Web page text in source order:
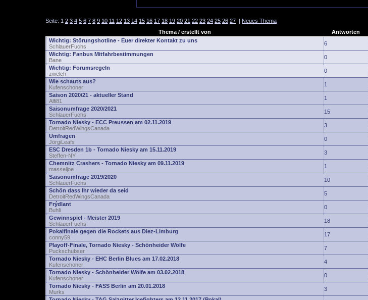
Seite: 1 2 3 4 5 6 7 8 9 10 11 12 13 14 15 16 17 18 19 20 21 22 23 24 25 26 27 | Neues Thema
Thema / erstellt von
Antworten
Wichtig: Störungshotline - Euer direkter Kontakt zu uns
SchlauerFuchs
6
Wichtig: Fanbus Mitfahrbestimmungen
Bane
0
Wichtig: Forumsregeln
zwelch
0
Wie schauts aus?
Kufenschoner
1
Saison 2020/21 - aktueller Stand
Alfi81
1
Saisonumfrage 2020/2021
SchlauerFuchs
15
Tornado Niesky - ECC Preussen am 02.11.2019
DetroitRedWingsCanada
3
Umfragen
JörgiLeafs
0
ESC Dresden 1b - Tornado Niesky am 15.11.2019
Steffen-NY
3
Chemnitz Crashers - Tornado Niesky am 09.11.2019
masseljoe
1
Saisonumfrage 2019/2020
SchlauerFuchs
10
Schön dass Ihr wieder da seid
DetroitRedWingsCanada
5
Frýdlant
Buhli
0
Gewinnspiel - Meister 2019
SchlauerFuchs
18
Pokalfinale gegen die Rockets aus Diez-Limburg
conny59
17
Playoff-Finale, Tornado Niesky - Schönheider Wölfe
Puckschubser
7
Tornado Niesky - EHC Berlin Blues am 17.02.2018
Kufenschoner
4
Tornado Niesky - Schönheider Wölfe am 03.02.2018
Kufenschoner
0
Tornado Niesky - FASS Berlin am 20.01.2018
Murks
3